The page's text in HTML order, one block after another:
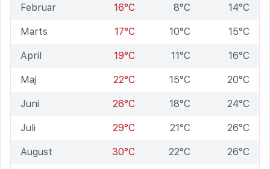
Februar 16°C 8°C 14°C
Marts 17°C 10°C 15°C
April 19°C 11°C 16°C
Maj 22°C 15°C 20°C
Juni 26°C 18°C 24°C
Juli 29°C 21°C 26°C
August 30°C 22°C 26°C